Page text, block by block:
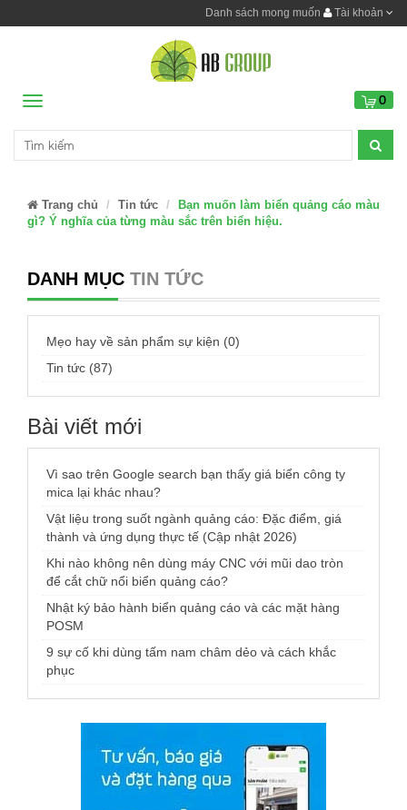
Danh sách mong muốn Tài khoản
Menu 0
Trang chủ Tin tức
Bạn muốn làm biển quảng cáo màu
gì? Ý nghĩa của từng màu sắc trên biển hiệu.
DANH MỤC TIN TỨC
Mẹo hay về sản phẩm sự kiện (0)
Tin tức (87)
Bài viết mới
Vì sao trên Google search bạn thấy giá biển công ty
mica lại khác nhau?
Vật liệu trong suốt ngành quảng cáo: Đặc điểm, giá
thành và ứng dụng thực tế (Cập nhật 2026)
Khi nào không nên dùng máy CNC với mũi dao tròn
để cắt chữ nổi biển quảng cáo?
Nhật ký bảo hành biển quảng cáo và các mặt hàng
POSM
9 sự cố khi dùng tấm nam châm dẻo và cách khắc
phục